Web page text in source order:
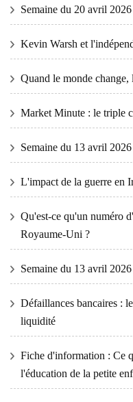
Semaine du 20 avril 2026
Kevin Warsh et
Quand le monde
Market Minute : le triple
Semaine du 13 avril 2026
L'impact de la guerre en
Qu'est-ce qu'un numéro
Royaume-Uni ?
Semaine du 13 avril 2026
Défaillances bancaires :
liquidité
Fiche d'information : Ce
l'éducation de la petite